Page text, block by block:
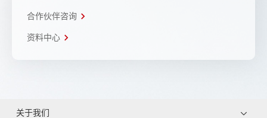
合作伙伴咨询
资料中心
关于我们